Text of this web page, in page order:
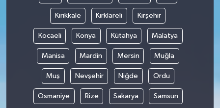
Kırıkkale Kırklareli Kırşehir
Kocaeli Konya Kütahya Malatya
Manisa Mardin Mersin Muğla
Muş Nevşehir Niğde Ordu
Osmaniye Rize Sakarya Samsun